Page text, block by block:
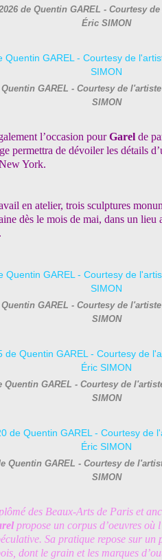
de Quentin GAREL - Courtesy
Éric SIMON
GAREL - Courtesy de
SIMON
l’occasion pourGarel de
permettra de dévoiler les détails
York.
en atelier, trois sculptures
dès le mois de mai, dans un lieu
Quentin GAREL - Courtesy de
SIMON
Quentin GAREL - Courtesy de
SIMON
Quentin GAREL - Courtesy de
SIMON
des Beaux-Arts de Paris et
propose un corpus d’oeuvres où
Sa pratique repose sur
dont le grain et les marques